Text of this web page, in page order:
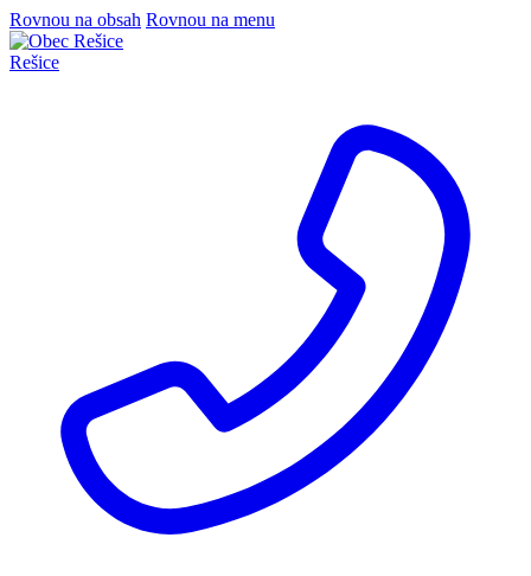
Rovnou na obsah Rovnou na menu
Rešice